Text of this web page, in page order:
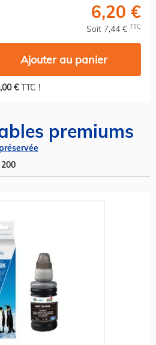
6,20 €
Soit 7,44 € TTC
Ajouter au panier
€TTC !
premiums